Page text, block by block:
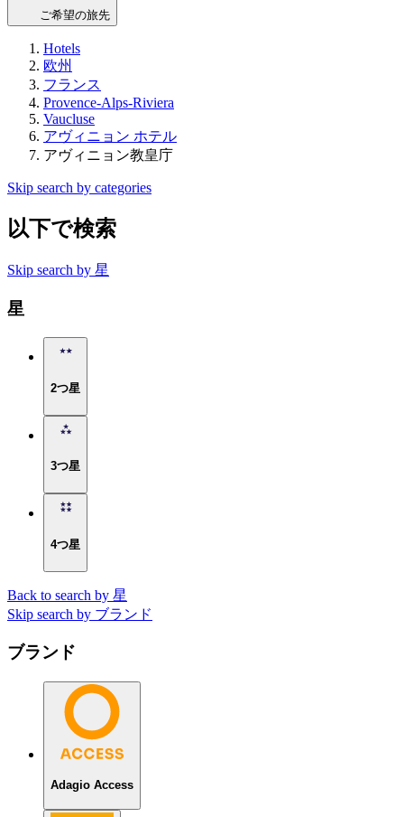
ご希望の旅先
Hotels
欧州
フランス
Provence-Alps-Riviera
Vaucluse
アヴィニョン ホテル
アヴィニョン教皇庁
Skip search by categories
以下で検索
Skip search by 星
星
2つ星
3つ星
4つ星
Back to search by 星
Skip search by ブランド
ブランド
Adagio Access